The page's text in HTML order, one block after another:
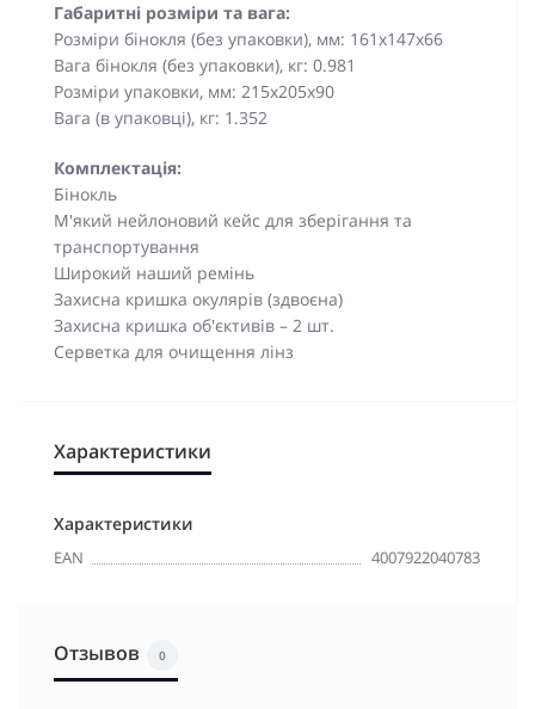
Габаритні розміри та вага:
Розміри бінокля (без упаковки), мм: 161х147х66
Вага бінокля (без упаковки), кг: 0.981
Розміри упаковки, мм: 215х205х90
Вага (в упаковці), кг: 1.352
Комплектація:
Бінокль
М'який нейлоновий кейс для зберігання та
транспортування
Широкий наший ремінь
Захисна кришка окулярів (здвоєна)
Захисна кришка об'єктивів – 2 шт.
Серветка для очищення лінз
Характеристики
Характеристики
EAN 4007922040783
Отзывов 0